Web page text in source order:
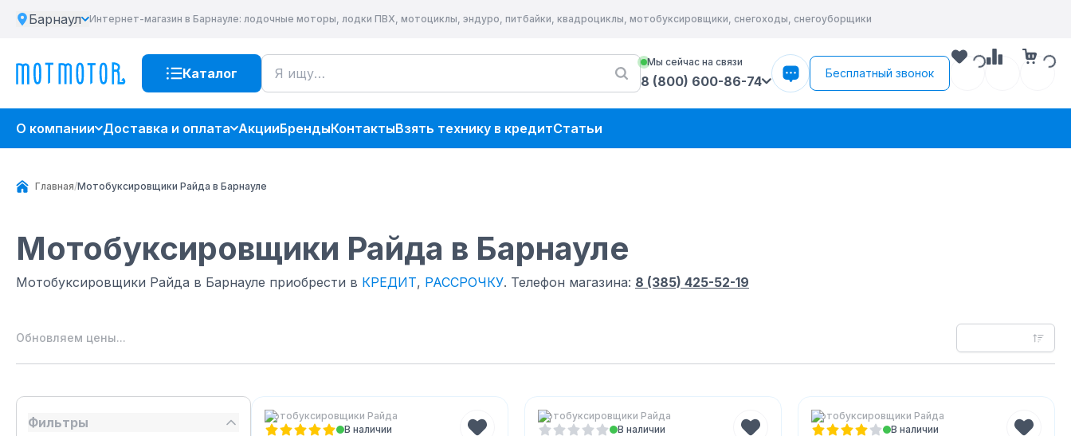
Барнаул Интернет-магазин в Барнауле: лодочные моторы, лодки ПВХ, мотоциклы, эндуро, питбайки, квадроциклы, мотобуксировщики, снегоходы, снегоуборщики
Каталог
Мы сейчас на связи
8 (800) 600-86-74
Бесплатный звонок
О компании Доставка и оплата АкцииБрендыКонтактыВзять технику в кредитСтатьи
Главная/Мотобуксировщики Райда в Барнауле
Мотобуксировщики Райда в Барнауле
Мотобуксировщики Райда в Барнауле приобрести в КРЕДИТ, РАССРОЧКУ. Телефон магазина: 8 (385) 425-52-19
Обновляем цены...
Фильтры
Мотобуксировщики Райда
В наличии
Мотобуксировщики Райда
В наличии
Мотобуксировщики Райда
В наличии